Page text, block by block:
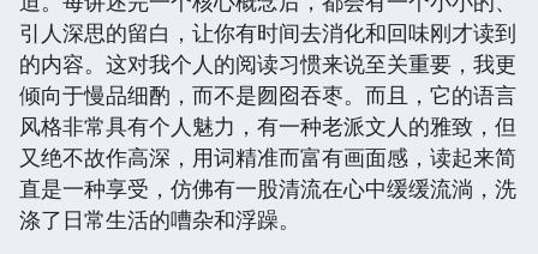
引人深思的留白，让你有时间去消化和回味刚才读到
的内容。这对我个人的阅读习惯来说至关重要，我更
倾向于慢品细酌，而不是囫囵吞枣。而且，它的语言
风格非常具有个人魅力，有一种老派文人的雅致，但
又绝不故作高深，用词精准而富有画面感，读起来简
直是一种享受，仿佛有一股清流在心中缓缓流淌，洗
涤了日常生活的嘈杂和浮躁。